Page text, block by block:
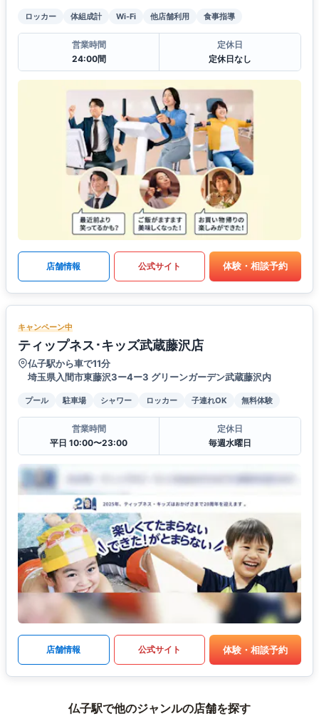
ロッカー 体組成計 Wi-Fi 他店舗利用 食事指導
営業時間
24:00間
定休日
定休日なし
店舗情報 公式サイト 体験・相談予約
キャンペーン中
ティップネス･キッズ武蔵藤沢店
仏子駅から車で11分
埼玉県入間市東藤沢3ー4ー3 グリーンガーデン武蔵藤沢内
プール 駐車場 シャワー ロッカー 子連れOK 無料体験
営業時間
平日 10:00〜23:00
定休日
毎週水曜日
店舗情報 公式サイト 体験・相談予約
仏子駅で他のジャンルの店舗を探す